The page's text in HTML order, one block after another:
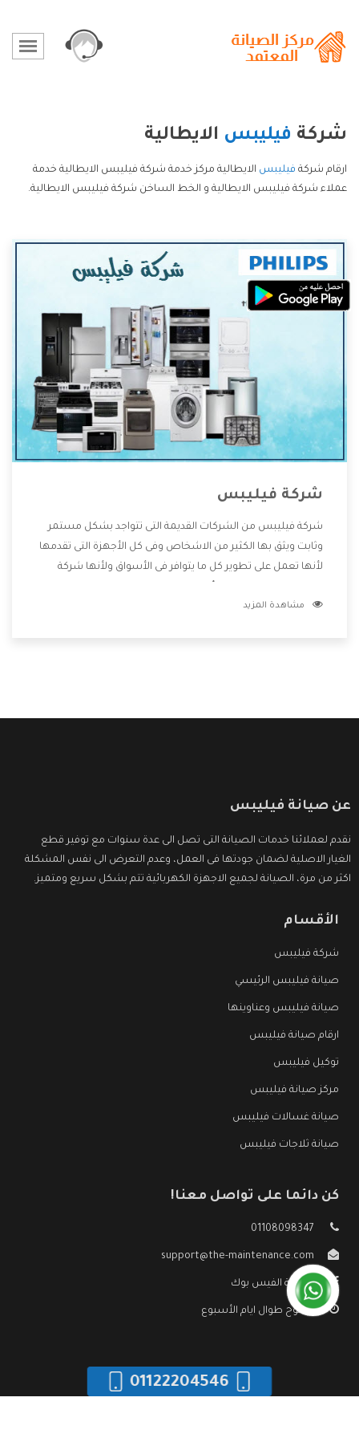
شركة فيليبس الايطالية
ارقام شركة فيليبس الايطالية مركز خدمة شركة فيليبس الايطالية خدمة
عملاء شركة فيليبس الايطالية و الخط الساخن شركة فيليبس الايطالية.
شركة فيليبس
شركة فيليبس من الشركات القديمة التى تتواجد بشكل مستمر
وثابت ويثق بها الكثير من الاشخاص وفى كل الأجهزة التى تقدمها
لأنها تعمل على تطوير كل ما يتوافر فى الأسواق ولأنها شركة
وتقدم للعملاء أقوى العروض والخصومات التى تسهل على
مشاهدة المزيد
عن صيانة فيليبس
نقدم لعملائنا خدمات الصيانة التى تصل الى عدة سنوات مع توفير قطع
الغيار الاصلية لضمان جودتها فى العمل، وعدم التعرض الى نفس المشكلة
اكثر من مرة، الصيانة لجميع الاجهزة الكهربائية تتم بشكل سريع ومتميز.
الأقسام
شركة فيليبس
صيانة فيليبس الرئيسي
صيانة فيليبس وعناوينها
ارقام صيانة فيليبس
توكيل فيليبس
مركز صيانة فيليبس
صيانة غسالات فيليبس
صيانة ثلاجات فيليبس
كن دائما على تواصل معنا!
01108098347
support@the-maintenance.com
صفحة الفيس بوك
مفتوح طوال ايام الأسبوع
01122204546